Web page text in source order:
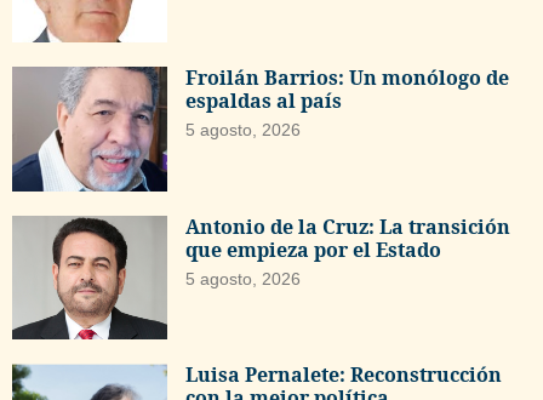
Froilán Barrios: Un monólogo de
espaldas al país
5 agosto, 2026
Antonio de la Cruz: La transición
que empieza por el Estado
5 agosto, 2026
Luisa Pernalete: Reconstrucción